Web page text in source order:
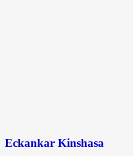
Quick view
Eckankar Kinshasa